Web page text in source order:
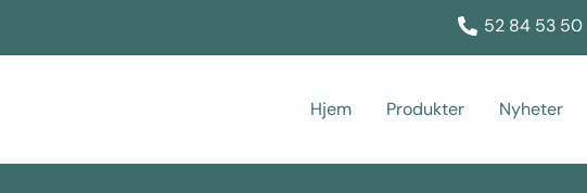
52 84 53 50
Hjem Produkter Nyheter